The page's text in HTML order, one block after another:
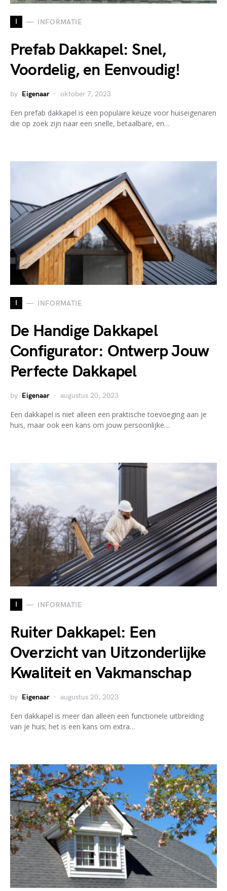
I INFORMATIE
Prefab Dakkapel: Snel,
Voordelig, en Eenvoudig!
by Eigenaar oktober 7, 2023
Een prefab dakkapel is een populaire keuze voor huiseigenaren
die op zoek zijn naar een snelle, betaalbare, en…
I INFORMATIE
De Handige Dakkapel
Configurator: Ontwerp Jouw
Perfecte Dakkapel
by Eigenaar augustus 20, 2023
Een dakkapel is niet alleen een praktische toevoeging aan je
huis, maar ook een kans om jouw persoonlijke…
I INFORMATIE
Ruiter Dakkapel: Een
Overzicht van Uitzonderlijke
Kwaliteit en Vakmanschap
by Eigenaar augustus 20, 2023
Een dakkapel is meer dan alleen een functionele uitbreiding
van je huis; het is een kans om extra…